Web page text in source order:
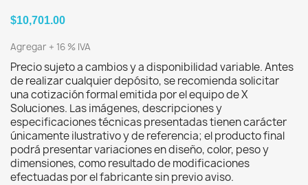
$10,701.00
Agregar + 16 % IVA
Precio sujeto a cambios y a disponibilidad variable. Antes
de realizar cualquier depósito, se recomienda solicitar
una cotización formal emitida por el equipo de X
Soluciones. Las imágenes, descripciones y
especificaciones técnicas presentadas tienen carácter
únicamente ilustrativo y de referencia; el producto final
podrá presentar variaciones en diseño, color, peso y
dimensiones, como resultado de modificaciones
efectuadas por el fabricante sin previo aviso.